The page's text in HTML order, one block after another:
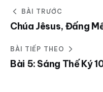
BÀI TRƯỚC
Chúa Jêsus, Đấng
BÀI TIẾP THEO
Bài 5: Sáng Thế Ký